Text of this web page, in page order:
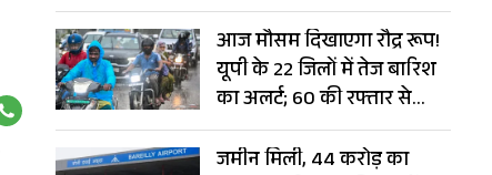
आज मौसम दिखाएगा रौद्र रूप!
यूपी के 22 जिलों में तेज बारिश
का अलर्ट; 60 की रफ्तार से
चलेंगी हवाएं
जमीन मिली, 44 करोड़ का